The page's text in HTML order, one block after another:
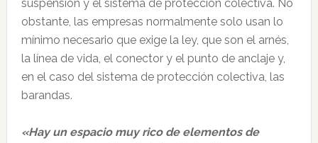
suspensión y el sistema de protección colectiva. No
obstante, las empresas normalmente solo usan lo
mínimo necesario que exige la ley, que son el arnés,
la línea de vida, el conector y el punto de anclaje y,
en el caso del sistema de protección colectiva, las
barandas.
«Hay un espacio muy rico de elementos de